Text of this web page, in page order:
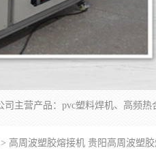
> 高周波塑胶熔接机 贵阳高周波塑